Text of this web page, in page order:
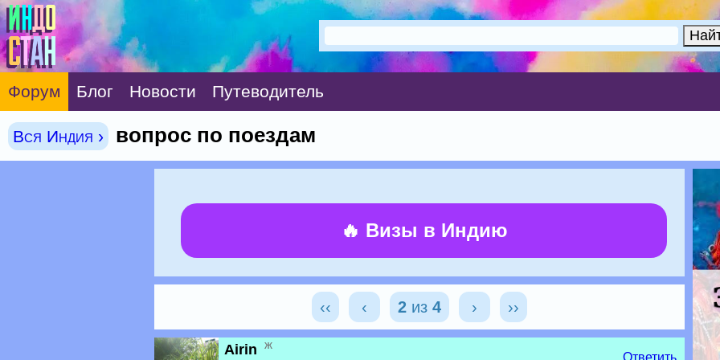
Форум Блог Новости Путеводитель
Вся Индия › вопрос по поездам
🔥 Визы в Индию
‹‹ ‹ 2 из 4 › ››
Airin ж
Ответить